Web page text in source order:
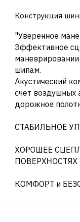
Конструкция
"Уверенное
Эффективное
шипам.
Акустический
счет воздушных
дорожное
СТАБИЛЬНОЕ
ХОРОШЕЕ
ПОВЕРХНОСТЯХ
КОМФОРТ и